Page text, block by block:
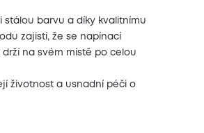
barvu a díky kvalitnímu
zajistí, že se napínací
na svém místě po celou
životnost a usnadní péči o